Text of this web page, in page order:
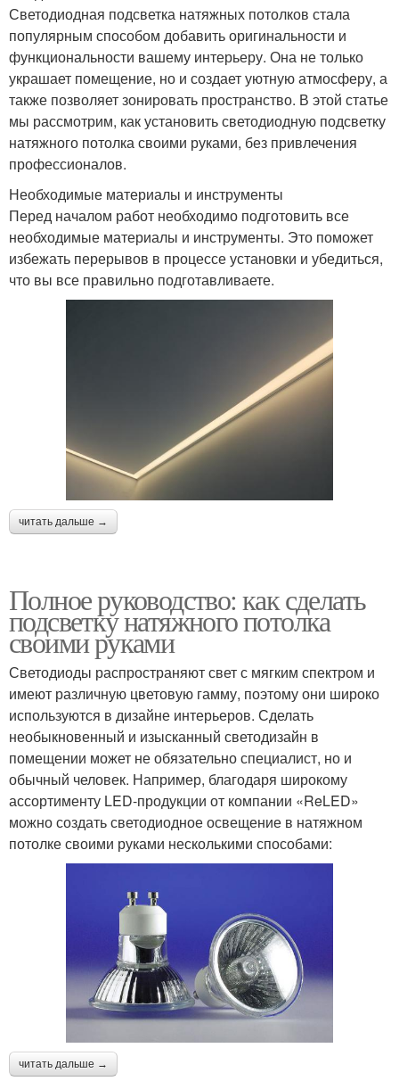
Светодиодная подсветка натяжных потолков стала
популярным способом добавить оригинальности и
функциональности вашему интерьеру. Она не только
украшает помещение, но и создает уютную атмосферу, а
также позволяет зонировать пространство. В этой статье
мы рассмотрим, как установить светодиодную подсветку
натяжного потолка своими руками, без привлечения
профессионалов.
Необходимые материалы и инструменты
Перед началом работ необходимо подготовить все
необходимые материалы и инструменты. Это поможет
избежать перерывов в процессе установки и убедиться,
что вы все правильно подготавливаете.
читать дальше →
Полное руководство: как сделать
подсветку натяжного потолка
своими руками
Светодиоды распространяют свет с мягким спектром и
имеют различную цветовую гамму, поэтому они широко
используются в дизайне интерьеров. Сделать
необыкновенный и изысканный светодизайн в
помещении может не обязательно специалист, но и
обычный человек. Например, благодаря широкому
ассортименту LED-продукции от компании «ReLED»
можно создать светодиодное освещение в натяжном
потолке своими руками несколькими способами:
читать дальше →